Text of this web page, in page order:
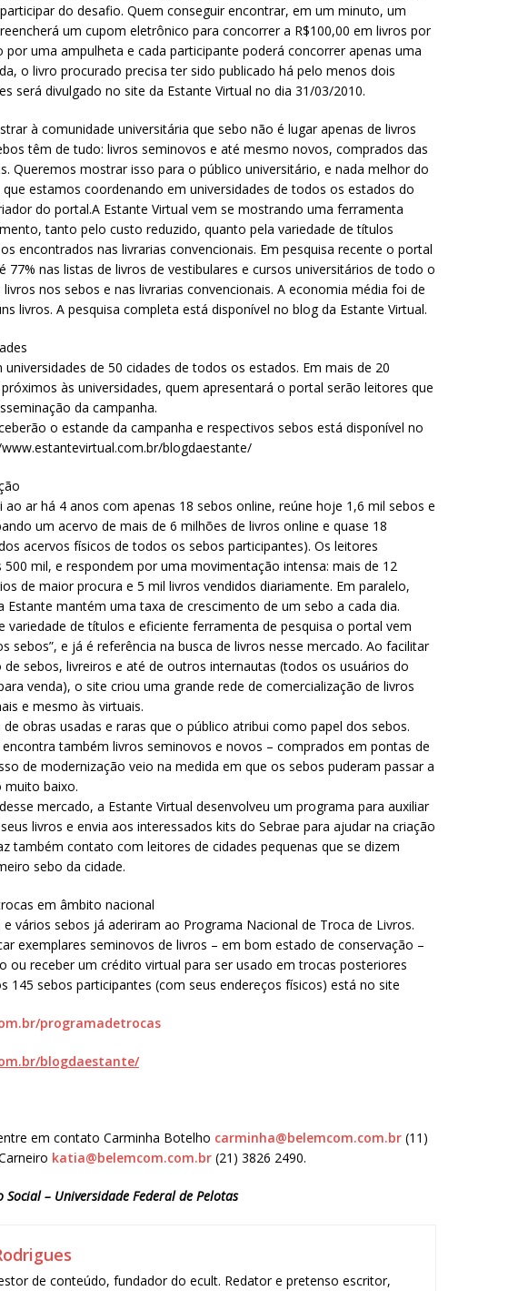
do desafio. Quem conseguir encontrar, em um minuto, um
um cupom eletrônico para concorrer a R$100,00 em livros por
uma ampulheta e cada participante poderá concorrer apenas uma
o livro procurado precisa ter sido publicado há pelo menos dois
será divulgado no site da Estante Virtual no dia 31/03/2010.
à comunidade universitária que sebo não é lugar apenas de livros
têm de tudo: livros seminovos e até mesmo novos, comprados das
Queremos mostrar isso para o público universitário, e nada melhor do
estamos coordenando em universidades de todos os estados do
do portal.A Estante Virtual vem se mostrando uma ferramenta
tanto pelo custo reduzido, quanto pela variedade de títulos
encontrados nas livrarias convencionais. Em pesquisa recente o portal
nas listas de livros de vestibulares e cursos universitários de todo o
nos sebos e nas livrarias convencionais. A economia média foi de
livros. A pesquisa completa está disponível no blog da Estante Virtual.
de 50 cidades de todos os estados. Em mais de 20
às universidades, quem apresentará o portal serão leitores que
da campanha.
o estande da campanha e respectivos sebos está disponível no
blogdaestante/
ar há 4 anos com apenas 18 sebos online, reúne hoje 1,6 mil sebos e
um acervo de mais de 6 milhões de livros online e quase 18
acervos físicos de todos os sebos participantes). Os leitores
mil, e respondem por uma movimentação intensa: mais de 12
de maior procura e 5 mil livros vendidos diariamente. Em paralelo,
Estante mantém uma taxa de crescimento de um sebo a cada dia.
variedade de títulos e eficiente ferramenta de pesquisa o portal vem
sebos”, e já é referência na busca de livros nesse mercado. Ao facilitar
sebos, livreiros e até de outros internautas (todos os usuários do
venda), o site criou uma grande rede de comercialização de livros
e mesmo às virtuais.
obras usadas e raras que o público atribui como papel dos sebos.
também livros seminovos e novos – comprados em pontas de
de modernização veio na medida em que os sebos puderam passar a
muito baixo.
mercado, a Estante Virtual desenvolveu um programa para auxiliar
livros e envia aos interessados kits do Sebrae para ajudar na criação
também contato com leitores de cidades pequenas que se dizem
sebo da cidade.
em âmbito nacional
vários sebos já aderiram ao Programa Nacional de Troca de Livros.
exemplares seminovos de livros – em bom estado de conservação –
ou receber um crédito virtual para ser usado em trocas posteriores
145 sebos participantes (com seus endereços físicos) está no site
programadetrocas
blogdaestante/
em contato Carminha Botelho carminha@belemcom.com.br (11)
katia@belemcom.com.br (21) 3826 2490.
– Universidade Federal de Pelotas
de conteúdo, fundador do ecult. Redator e pretenso escritor,